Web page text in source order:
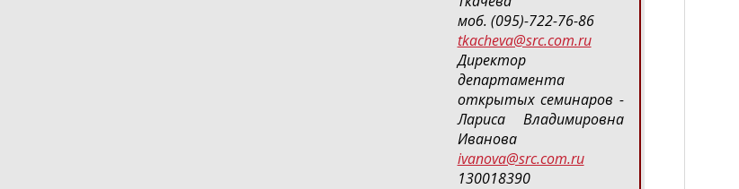
моб. (095)-722-76-86
tkacheva@src.com.ru
Директор
департамента
открытых семинаров -
Лариса Владимировна
Иванова
ivanova@src.com.ru
130018390